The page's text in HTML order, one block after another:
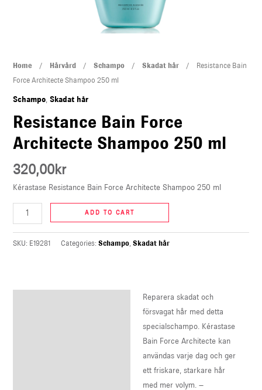
Home / Hårvård/ Schampo/ Skadat hår/ Resistance Bain
Force Architecte Shampoo 250 ml
Schampo, Skadat hår
Resistance Bain Force
Architecte Shampoo 250 ml
320,00kr
Kérastase Resistance Bain Force Architecte Shampoo 250 ml
Resistance
Bain
Force
Shampoo
250
quantity
ADD TO CART
SKU: E19281 Categories: Schampo, Skadat hår
Reparera skadat och
försvagat hår med detta
specialschampo. Kérastase
Bain Force Architecte kan
användas varje dag och ger
ett friskare, starkare hår
med mer volym. –